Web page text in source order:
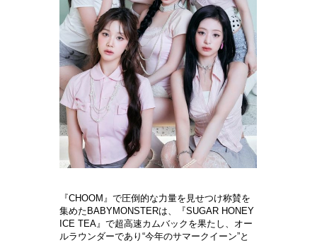
『CHOOM』で圧倒的な力量を見せつけ称賛を
集めた BABYMONSTERは、『SUGAR HONEY
ICE TEA』で超高速カムバックを果たし、オー
ルラウンダーであり “今年のサマークイ ーン”と